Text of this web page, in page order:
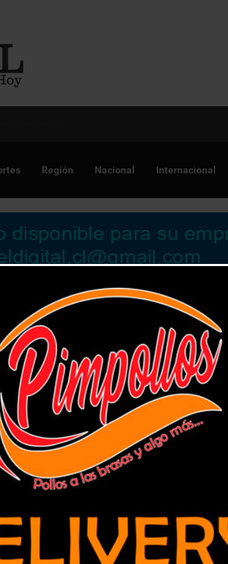
Región Nacional Internacional
personalizada a nivel nacional
personalizada a nivel